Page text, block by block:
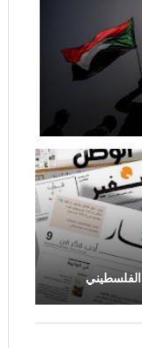
الفلسطيني